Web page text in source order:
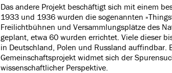
Das andere Projekt beschäftigt sich mit einem
1933 und 1936 wurden die sogenannten
Freilichtbühnen und Versammlungsplätze des
geplant, etwa 60 wurden errichtet. Viele dieser
in Deutschland, Polen und Russland auffindbar.
Gemeinschaftsprojekt widmet sich der
wissenschaftlicher Perspektive.